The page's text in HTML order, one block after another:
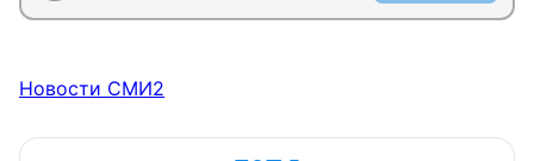
Новости СМИ2